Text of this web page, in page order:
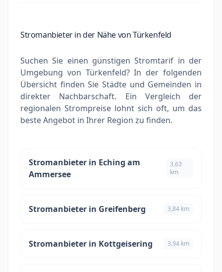
Stromanbieter in der Nähe von Türkenfeld
Suchen Sie einen günstigen Stromtarif in der
Umgebung von Türkenfeld? In der folgenden
Übersicht finden Sie Städte und Gemeinden in
direkter Nachbarschaft. Ein Vergleich der
regionalen Strompreise lohnt sich oft, um das
beste Angebot in Ihrer Region zu finden.
Stromanbieter in Eching am
Ammersee
3,63
km
Stromanbieter in Greifenberg 3,84 km
Stromanbieter in Kottgeisering 3,94 km